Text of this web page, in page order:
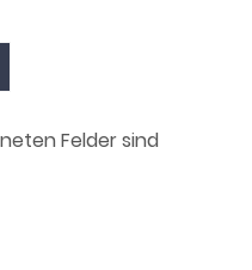
Felder sind